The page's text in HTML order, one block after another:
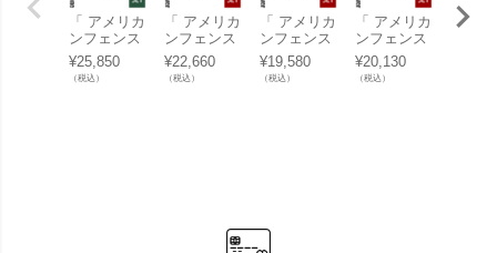
「 アメリカ
ンフェンス
パーテーシ
ョンセット
XL ハンマ
¥25,850
（税込）
「 アメリカ
ンフェンス
パーテーシ
ョンセット
L シルバー
¥22,660
（税込）
「 アメリカ
ンフェンス
パーテーシ
ョンセット
S シルバー
¥19,580
（税込）
「 アメリカ
ンフェンス
パーテーシ
ョンセット
M シルバー
¥20,130
（税込）
「 ア